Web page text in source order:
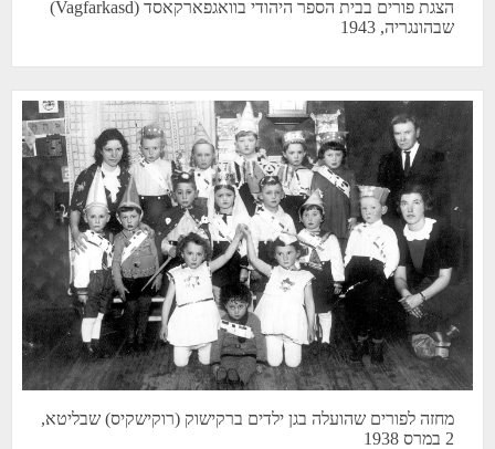
הצגת פורים בבית הספר היהודי בוואגפארקאסד (Vagfarkasd)
שבהונגריה, 1943
מחזה לפורים שהועלה בגן ילדים ברקישוק (רוקישקיס) שבליטא,
2 במרס 1938